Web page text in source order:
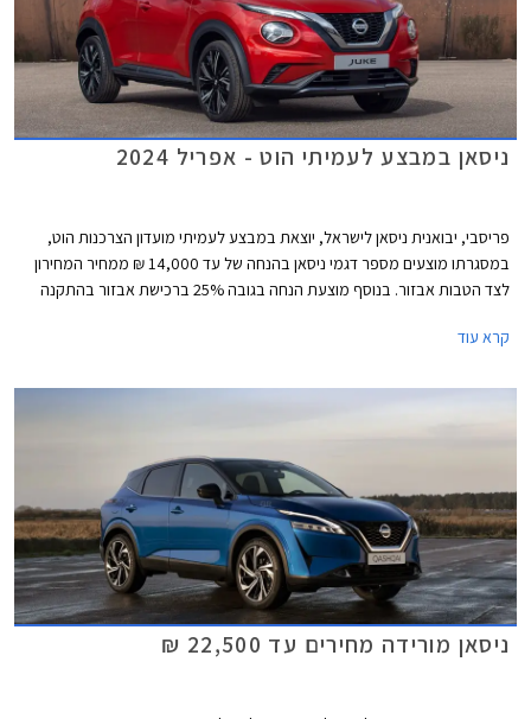
ניסאן במבצע לעמיתי הוט - אפריל 2024
פריסבי, יבואנית ניסאן לישראל, יוצאת במבצע לעמיתי מועדון הצרכנות הוט,
במסגרתו מוצעים מספר דגמי ניסאן בהנחה של עד 14,000 ₪ ממחיר המחירון
לצד הטבות אבזור. בנוסף מוצעת הנחה בגובה 25% ברכישת אבזור בהתקנה
של ניסאן בישראל.
קרא עוד
ניסאן מורידה מחירים עד 22,500 ₪